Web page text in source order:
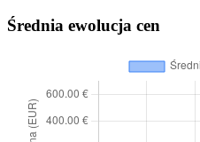
Średnia ewolucja cen